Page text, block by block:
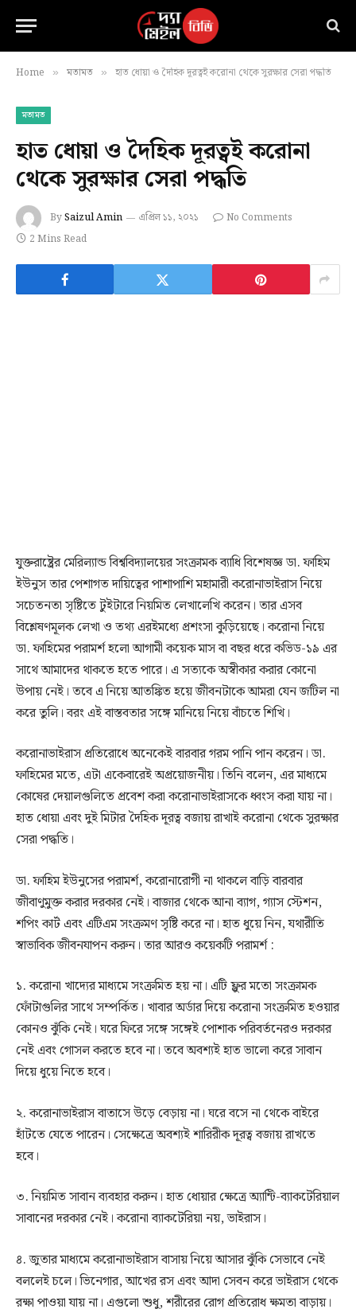
Home » মতামত » হাত ধোয়া ও দৈহিক দূরত্বই করোনা থেকে সুরক্ষার সেরা পদ্ধতি
মতামত
হাত ধোয়া ও দৈহিক দূরত্বই করোনা
থেকে সুরক্ষার সেরা পদ্ধতি
BySaizul Amin এপ্রিল ১১, ২০২১
No Comments
2 Mins Read
যুক্তরাষ্ট্রের মেরিল্যান্ড বিশ্ববিদ্যালয়ের সংক্রামক ব্যাধি বিশেষজ্ঞ ডা. ফাহিম
ইউনুস তার পেশাগত দায়িত্বের পাশাপাশি মহামারী করোনাভাইরাস নিয়ে
সচেতনতা সৃষ্টিতে টুইটারে নিয়মিত লেখালেখি করেন। তার এসব
বিশ্লেষণমূলক লেখা ও তথ্য এরইমধ্যে প্রশংসা কুড়িয়েছে। করোনা নিয়ে
ডা. ফাহিমের পরামর্শ হলো আগামী কয়েক মাস বা বছর ধরে কভিড-১৯ এর
সাথে আমাদের থাকতে হতে পারে। এ সত্যকে অস্বীকার করার কোনো
উপায় নেই। তবে এ নিয়ে আতঙ্কিত হয়ে জীবনটাকে আমরা যেন জটিল না
করে তুলি। বরং এই বাস্তবতার সঙ্গে মানিয়ে নিয়ে বাঁচতে শিখি।
করোনাভাইরাস প্রতিরোধে অনেকেই বারবার গরম পানি পান করেন। ডা.
ফাহিমের মতে, এটা একেবারেই অপ্রয়োজনীয়। তিনি বলেন, এর মাধ্যমে
কোষের দেয়ালগুলিতে প্রবেশ করা করোনাভাইরাসকে ধ্বংস করা যায় না।
হাত ধোয়া এবং দুই মিটার দৈহিক দূরত্ব বজায় রাখাই করোনা থেকে সুরক্ষার
সেরা পদ্ধতি।
ডা. ফাহিম ইউনুসের পরামর্শ, করোনারোগী না থাকলে বাড়ি বারবার
জীবাণুমুক্ত করার দরকার নেই। বাজার থেকে আনা ব্যাগ, গ্যাস স্টেশন,
শপিং কার্ট এবং এটিএম সংক্রমণ সৃষ্টি করে না। হাত ধুয়ে নিন, যথারীতি
স্বাভাবিক জীবনযাপন করুন। তার আরও কয়েকটি পরামর্শ :
১. করোনা খাদ্যের মাধ্যমে সংক্রমিত হয় না। এটি ফ্লুর মতো সংক্রামক
ফোঁটাগুলির সাথে সম্পর্কিত। খাবার অর্ডার দিয়ে করোনা সংক্রমিত হওয়ার
কোনও ঝুঁকি নেই। ঘরে ফিরে সঙ্গে সঙ্গেই পোশাক পরিবর্তনেরও দরকার
নেই এবং গোসল করতে হবে না। তবে অবশ্যই হাত ভালো করে সাবান
দিয়ে ধুয়ে নিতে হবে।
২. করোনাভাইরাস বাতাসে উড়ে বেড়ায় না। ঘরে বসে না থেকে বাইরে
হাঁটতে যেতে পারেন। সেক্ষেত্রে অবশ্যই শারিরীক দূরত্ব বজায় রাখতে
হবে।
৩. নিয়মিত সাবান ব্যবহার করুন। হাত ধোয়ার ক্ষেত্রে অ্যান্টি-ব্যাকটেরিয়াল
সাবানের দরকার নেই। করোনা ব্যাকটেরিয়া নয়, ভাইরাস।
৪. জুতার মাধ্যমে করোনাভাইরাস বাসায় নিয়ে আসার ঝুঁকি সেভাবে নেই
বললেই চলে। ভিনেগার, আখের রস এবং আদা সেবন করে ভাইরাস থেকে
রক্ষা পাওয়া যায় না। এগুলো শুধু, শরীরের রোগ প্রতিরোধ ক্ষমতা বাড়ায়।